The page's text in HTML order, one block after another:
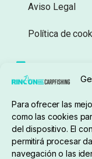
Para ofrecer las
como las cookies
del dispositivo. El
permitirá procesar
navegación o las
Aviso Legal
Política de